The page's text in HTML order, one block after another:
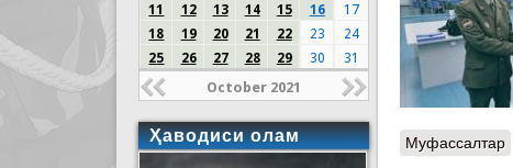
Муфассалтар
11
12 13 14 15 16
17
18
19 20 21 22 23
24
25
26 27 28 29 30 31
October 2021
Ҳаводиси олам